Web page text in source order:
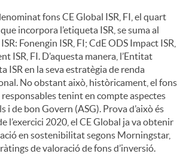
fons CE Global ISR, FI, el quart
incorpora l’etiqueta ISR, se suma al
Fonengin ISR, FI; CdE ODS Impact ISR,
ISR, FI. D’aquesta manera, l’Entitat
ISR en la seva estratègia de renda
No obstant això, històricament, el fons
tenint en compte aspectes
i de bon Govern (ASG). Prova d’això és
l’exercici 2020, el CE Global ja va obtenir
en sostenibilitat segons Morningstar,
de valoració de fons d’inversió.